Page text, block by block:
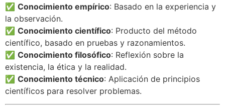
✅ Conocimiento empírico: Basado en la experiencia y
la observación.
✅ Conocimiento científico: Producto del método
científico, basado en pruebas y razonamientos.
✅ Conocimiento filosófico: Reflexión sobre la
existencia, la ética y la realidad.
✅ Conocimiento técnico: Aplicación de principios
científicos para resolver problemas.